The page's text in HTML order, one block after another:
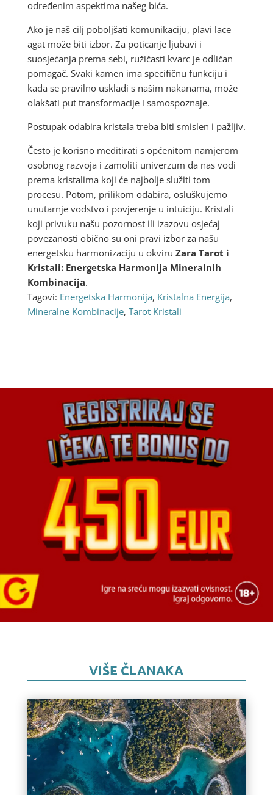
određenim aspektima našeg bića.
Ako je naš cilj poboljšati komunikaciju, plavi lace
agat može biti izbor. Za poticanje ljubavi i
suosjećanja prema sebi, ružičasti kvarc je odličan
pomagač. Svaki kamen ima specifičnu funkciju i
kada se pravilno uskladi s našim nakanama, može
olakšati put transformacije i samospoznaje.
Postupak odabira kristala treba biti smislen i pažljiv.
Često je korisno meditirati s općenitom namjerom
osobnog razvoja i zamoliti univerzum da nas vodi
prema kristalima koji će najbolje služiti tom
procesu. Potom, prilikom odabira, osluškujemo
unutarnje vodstvo i povjerenje u intuiciju. Kristali
koji privuku našu pozornost ili izazovu osjećaj
povezanosti obično su oni pravi izbor za našu
energetsku harmonizaciju u okviru Zara Tarot i
Kristali: Energetska Harmonija Mineralnih
Kombinacija.
Tagovi: Energetska Harmonija, Kristalna Energija,
Mineralne Kombinacije, Tarot Kristali
VIŠE ČLANAKA